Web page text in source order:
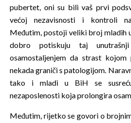
pubertet, oni su bili vaš prvi
većoj nezavisnosti i kontroli
Međutim, postoji veliki broj mladih
dobro potiskuju taj
osamostaljenjem da strast kojom
nekada graniči s patologijom.
tako i mladi u BiH se
nezaposlenosti koja prolongira
Međutim, rijetko se govori o